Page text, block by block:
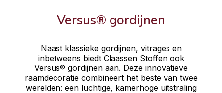
Versus® gordijnen
Naast klassieke gordijnen, vitrages en
inbetweens biedt Claassen Stoffen ook
Versus® gordijnen aan. Deze innovatieve
raamdecoratie combineert het beste van twee
werelden: een luchtige, kamerhoge uitstraling